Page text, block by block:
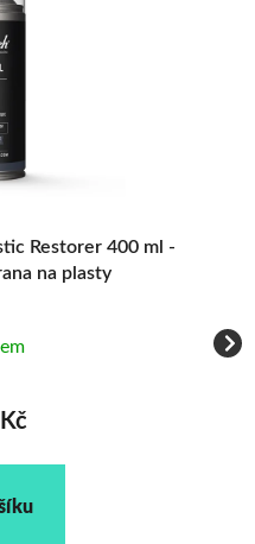
Restorer 400 ml -
na plasty